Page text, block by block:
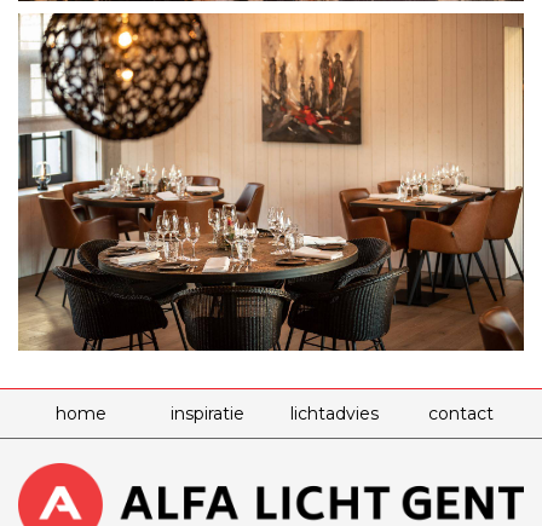
home inspiratie lichtadvies contact